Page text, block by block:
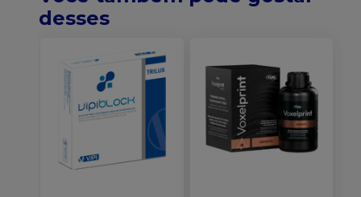
desses